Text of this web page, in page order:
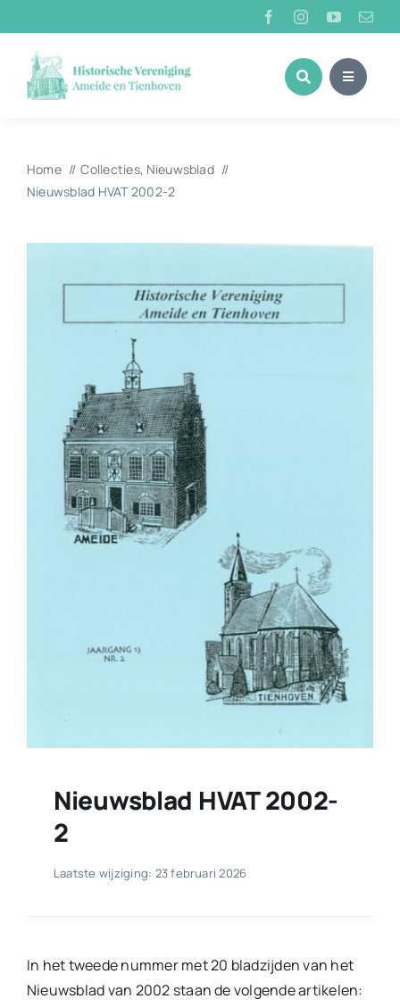
naar
inhoud
Home Collecties Nieuwsblad
Nieuwsblad HVAT 2002-2
Nieuwsblad HVAT 2002-
2
Laatste wijziging: 23 februari 2026
In het tweede nummer met 20 bladzijden van het
Nieuwsblad van 2002 staan de volgende artikelen: